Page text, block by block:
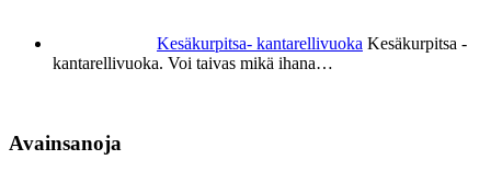
Kesäkurpitsa- kantarellivuoka Kesäkurpitsa -
kantarellivuoka. Voi taivas mikä ihana…
Avainsanoja